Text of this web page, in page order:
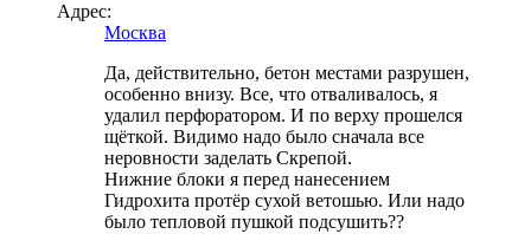
Адрес:
Москва
Да, действительно, бетон местами разрушен,
особенно внизу. Все, что отваливалось, я
удалил перфоратором. И по верху прошелся
щёткой. Видимо надо было сначала все
неровности заделать Скрепой.
Нижние блоки я перед нанесением
Гидрохита протёр сухой ветошью. Или надо
было тепловой пушкой подсушить??